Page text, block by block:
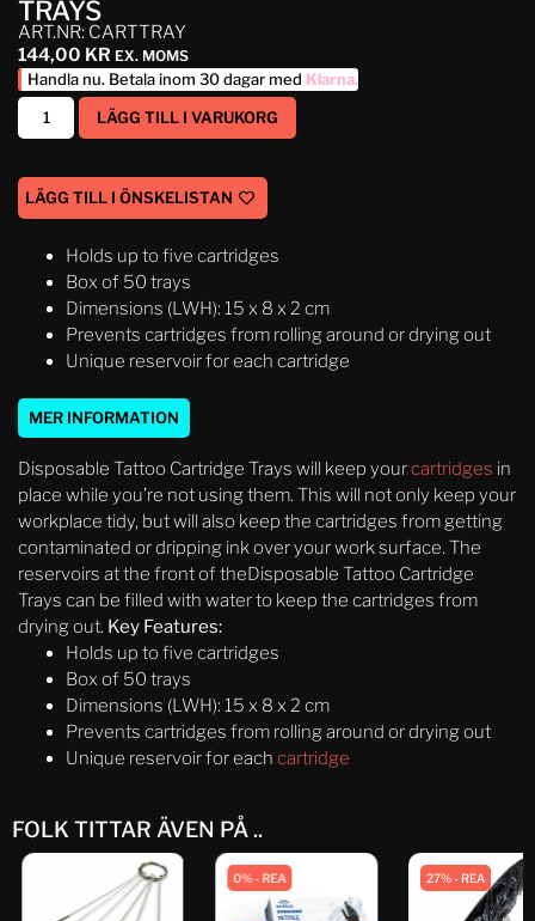
TRAYS
ART.NR: CARTTRAY
144,00 KR EX. MOMS
Handla nu. Betala inom 30 dagar med Klarna.
LÄGG TILL I VARUKORG
LÄGG TILL I ÖNSKELISTAN
Holds up to five cartridges
Box of 50 trays
Dimensions (LWH): 15 x 8 x 2 cm
Prevents cartridges from rolling around or drying out
Unique reservoir for each cartridge
MER INFORMATION
Disposable Tattoo Cartridge Trays will keep yourcartridges in
place while you’re not using them. This will not only keep your
workplace tidy, but will also keep the cartridges from getting
contaminated or dripping ink over your work surface. The
reservoirs at the front of theDisposable Tattoo Cartridge
Trays can be filled with water to keep the cartridges from
drying out. Key Features:
Holds up to five cartridges
Box of 50 trays
Dimensions (LWH): 15 x 8 x 2 cm
Prevents cartridges from rolling around or drying out
Unique reservoir for each cartridge
FOLK TITTAR ÄVEN PÅ ..
0% - REA 27% - REA